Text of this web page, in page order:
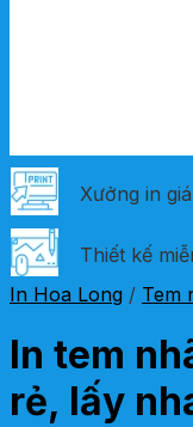
Xưởng in
Thiết kế
In Hoa Long / Tem
In tem
rẻ, lấy